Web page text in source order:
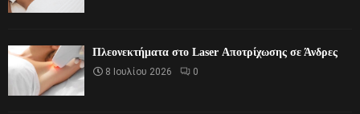
Πλεονεκτήματα στο Laser Αποτρίχωσης σε Άνδρες
8 Ιουλίου 2026 0